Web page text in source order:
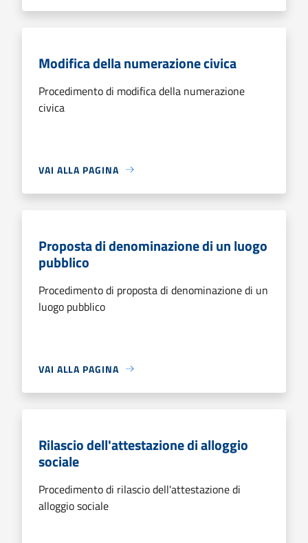
Modifica della numerazione civica
Procedimento di modifica della numerazione
civica
VAI ALLA PAGINA
Proposta di denominazione di un luogo
pubblico
Procedimento di proposta di denominazione di un
luogo pubblico
VAI ALLA PAGINA
Rilascio dell'attestazione di alloggio
sociale
Procedimento di rilascio dell'attestazione di
alloggio sociale